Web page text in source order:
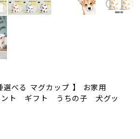
選べる マグカップ 】 お家用
ト ギフト うちの子 犬グッ